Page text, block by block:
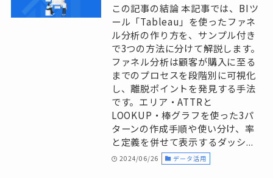
この記事の結論 本記事では、BIツ
ール「Tableau」を使ったファネ
ル分析の作り方を、サンプル付き
で3つの方法に分けて解説します。
ファネル分析は顧客が購入に至る
までのプロセスを段階別に可視化
し、離脱ポイントを発見する手法
です。エリア・ATTRと
LOOKUP・棒グラフを使った3パ
ターンの作成手順や使い分け、率
と定義を併せて表示するダッシ...
2024/06/26 データ活用